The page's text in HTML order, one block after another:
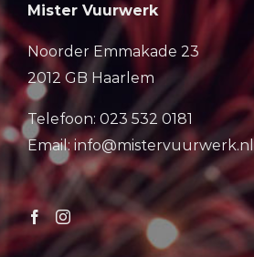
Mister Vuurwerk
Noorder Emmakade 23
2012 GB Haarlem
Telefoon: 023 532 0181
Email: info@mistervuurwerk.nl